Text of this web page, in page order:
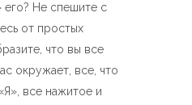
его? Не спешите с
от простых
что вы все
окружает, все, что
все нажитое и